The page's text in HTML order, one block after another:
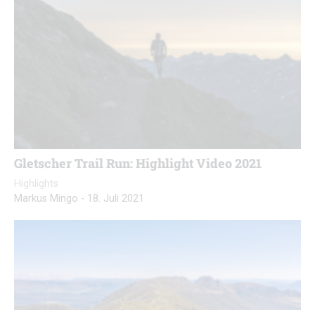
Gletscher Trail Run: Highlight Video 2021
Highlights
Markus Mingo - 18. Juli 2021